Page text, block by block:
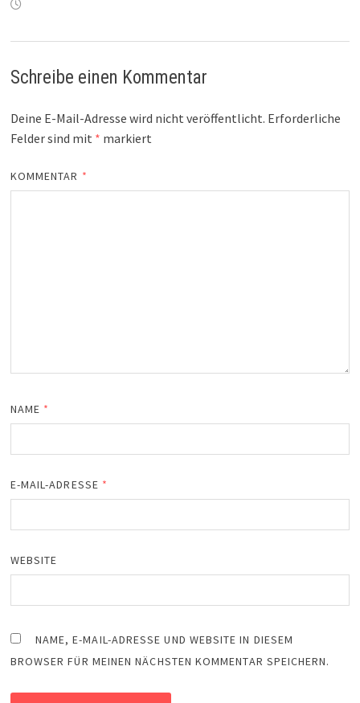
Schreibe einen Kommentar
Deine E-Mail-Adresse wird nicht veröffentlicht. Erforderliche
Felder sind mit * markiert
KOMMENTAR *
NAME *
E-MAIL-ADRESSE *
WEBSITE
NAME, E-MAIL-ADRESSE UND WEBSITE IN DIESEM
BROWSER FÜR MEINEN NÄCHSTEN KOMMENTAR SPEICHERN.